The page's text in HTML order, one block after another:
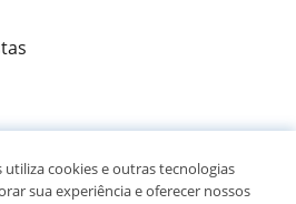
opiniões de alunos
utiliza cookies e outras tecnologias
sua experiência e oferecer nossos